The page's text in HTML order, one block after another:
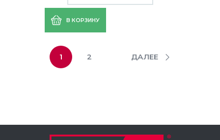
В КОРЗИНУ
1 2 ДАЛЕЕ